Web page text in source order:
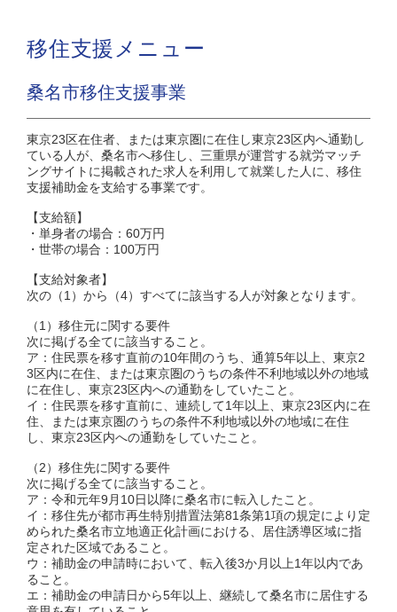
移住支援メニュー
桑名市移住支援事業
東京23区在住者、または東京圏に在住し東京23区内へ通勤し
ている人が、桑名市へ移住し、三重県が運営する就労マッチ
ングサイトに掲載された求人を利用して就業した人に、移住
支援補助金を支給する事業です。
【支給額】
・単身者の場合：60万円
・世帯の場合：100万円
【支給対象者】
次の（1）から（4）すべてに該当する人が対象となります。
（1）移住元に関する要件
次に掲げる全てに該当すること。
ア：住民票を移す直前の10年間のうち、通算5年以上、東京2
3区内に在住、または東京圏のうちの条件不利地域以外の地域
に在住し、東京23区内への通勤をしていたこと。
イ：住民票を移す直前に、連続して1年以上、東京23区内に在
住、または東京圏のうちの条件不利地域以外の地域に在住
し、東京23区内への通勤をしていたこと。
（2）移住先に関する要件
次に掲げる全てに該当すること。
ア：令和元年9月10日以降に桑名市に転入したこと。
イ：移住先が都市再生特別措置法第81条第1項の規定により定
められた桑名市立地適正化計画における、居住誘導区域に指
定された区域であること。
ウ：補助金の申請時において、転入後3か月以上1年以内であ
ること。
エ：補助金の申請日から5年以上、継続して桑名市に居住する